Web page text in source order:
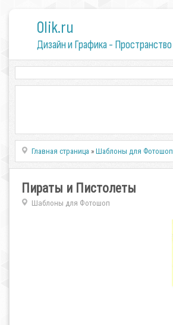
0lik.ru
Дизайн и Графика -
Главная страница »Шаблоны для Фотошоп
Пираты и Пистолеты
Шаблоны для Фотошоп